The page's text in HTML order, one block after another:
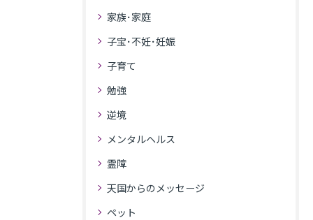
家族･家庭
子宝･不妊･妊娠
子育て
勉強
逆境
メンタルヘルス
霊障
天国からのメッセージ
ペット